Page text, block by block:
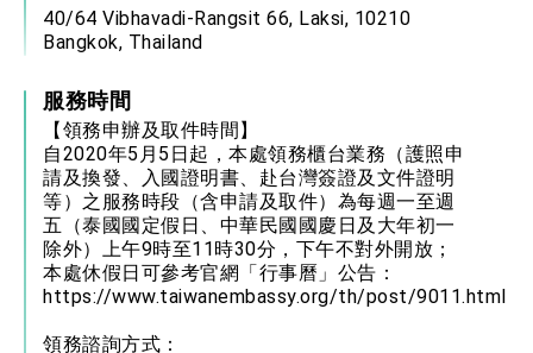
40/64 Vibhavadi-Rangsit 66, Laksi, 10210
Bangkok, Thailand
服務時間
【領務申辦及取件時間】
自2020年5月5日起，本處領務櫃台業務（護照申
請及換發、入國證明書、赴台灣簽證及文件證明
等）之服務時段（含申請及取件）為每週一至週
五（泰國國定假日、中華民國國慶日及大年初一
除外）上午9時至11時30分，下午不對外開放；
本處休假日可參考官網「行事曆」公告：
https://www.taiwanembassy.org/th/post/9011.html
領務諮詢方式：